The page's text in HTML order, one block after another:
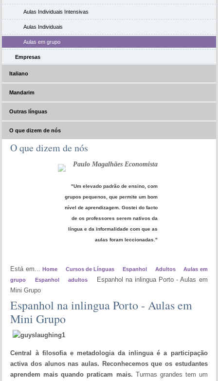
Aulas Individuais Intensivas
Aulas Individuais
Aulas em grupo
Empresas
Italiano
Mandarim
Outras línguas
O que dizem de nós
O que dizem de nós
Paulo Magalhães Economista
"Um elevado padrão de ensino, com
grupos pequenos, que permite um bom
nível de aprendizagem. Gostei do facto
de os professores serem nativos da
língua e da informalidade com que as
aulas foram leccionadas."
Está em...Home Cursos de Línguas Espanhol Adultos
Aulas em
grupo
Espanhol adultos
Espanhol na inlingua Porto - Aulas em
Mini Grupo
Espanhol na inlingua Porto - Aulas em
Mini Grupo
Central à filosofia e metadologia da inlingua é a participação
activa dos alunos nas aulas. Reconhecemos que os estudantes
aprendem mais quando praticam mais. Turmas grandes tem um